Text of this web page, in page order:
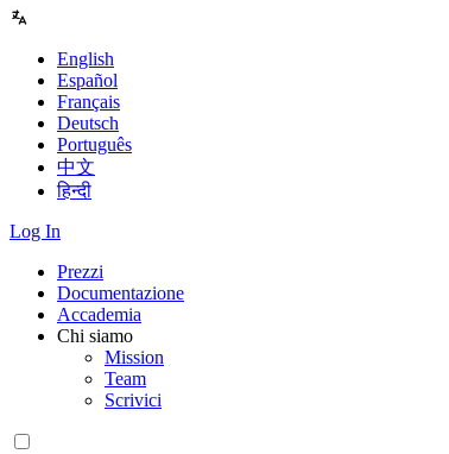
English
Español
Français
Deutsch
Português
中文
हिन्दी
Log In
Prezzi
Documentazione
Accademia
Chi siamo
Mission
Team
Scrivici